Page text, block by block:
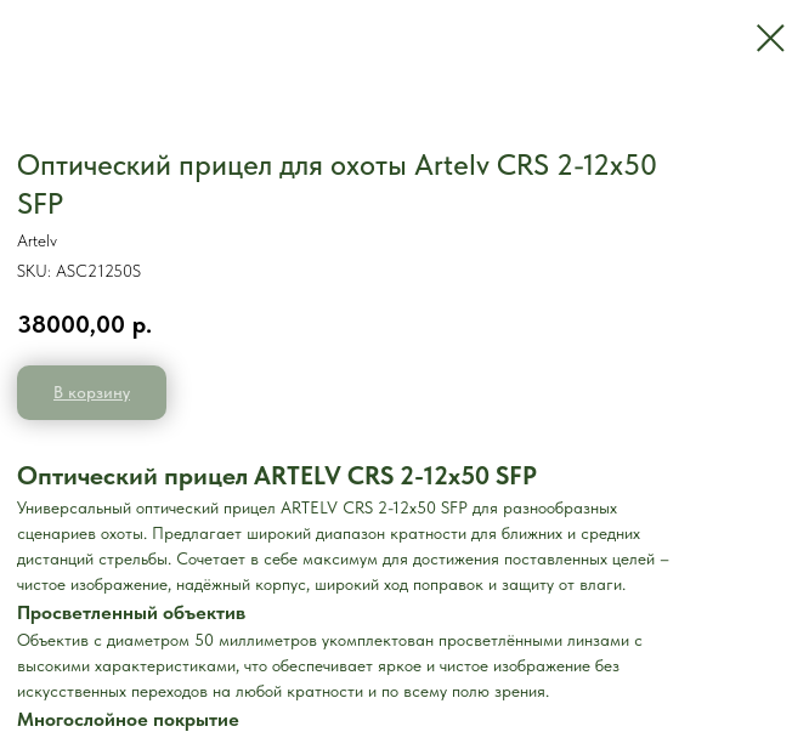
Оптический прицел для охоты Artelv CRS 2-12x50
SFP
Artelv
SKU: ASC21250S
38000,00 р.
В корзину
Оптический прицел ARTELV CRS 2-12x50 SFP
Универсальный оптический прицел ARTELV CRS 2-12x50 SFP для разнообразных
сценариев охоты. Предлагает широкий диапазон кратности для ближних и средних
дистанций стрельбы. Сочетает в себе максимум для достижения поставленных целей –
чистое изображение, надёжный корпус, широкий ход поправок и защиту от влаги.
Просветленный объектив
Объектив с диаметром 50 миллиметров укомплектован просветлёнными линзами с
высокими характеристиками, что обеспечивает яркое и чистое изображение без
искусственных переходов на любой кратности и по всему полю зрения.
Многослойное покрытие